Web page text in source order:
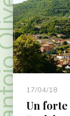
17/04/18
Un forte